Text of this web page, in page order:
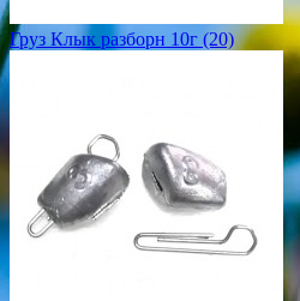
Груз Клык разборн 10г (20)